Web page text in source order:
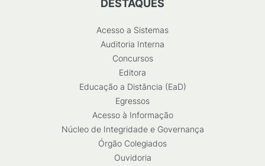
DESTAQUES
Acesso a Sistemas
Auditoria Interna
Concursos
Editora
Educação a Distância (EaD)
Egressos
Acesso à Informação
Núcleo de Integridade e Governança
Órgão Colegiados
Ouvidoria